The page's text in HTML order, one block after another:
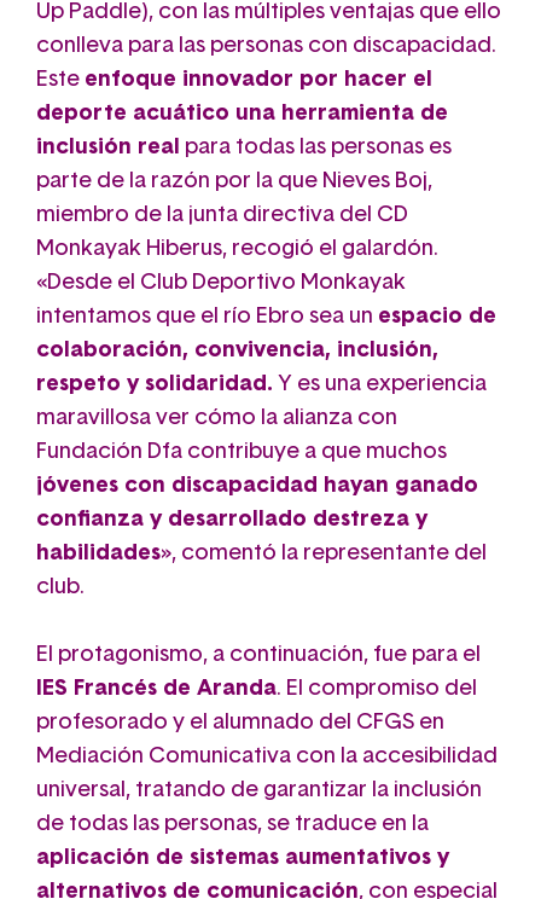
Up Paddle), con las múltiples ventajas que ello
conlleva para las personas con discapacidad.
Este enfoque innovador por hacer el
deporte acuático una herramienta de
inclusión real para todas las personas es
parte de la razón por la que Nieves Boj,
miembro de la junta directiva del CD
Monkayak Hiberus, recogió el galardón.
«Desde el Club Deportivo Monkayak
intentamos que el río Ebro sea un espacio de
colaboración, convivencia, inclusión,
respeto y solidaridad. Y es una experiencia
maravillosa ver cómo la alianza con
Fundación Dfa contribuye a que muchos
jóvenes con discapacidad
hayan ganado
confianza y desarrollado destreza y
habilidades», comentó la representante del
club.
El protagonismo, a continuación, fue para el
IES Francés de Aranda. El compromiso del
profesorado y el alumnado del CFGS en
Mediación Comunicativa con la accesibilidad
universal, tratando de garantizar la inclusión
de todas las personas, se traduce en la
aplicación de sistemas aumentativos y
alternativos de comunicación, con especial